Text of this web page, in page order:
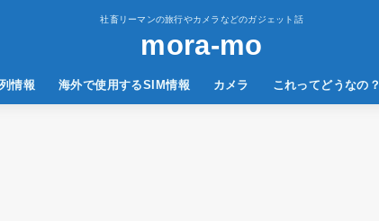
社畜リーマンの旅行やカメラなどのガジェット話
mora-mo
情報 海外で使用するSIM情報 カメラ これってどうなの？